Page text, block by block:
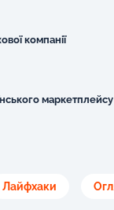
компанії
маркетплейсу
Лайфхаки